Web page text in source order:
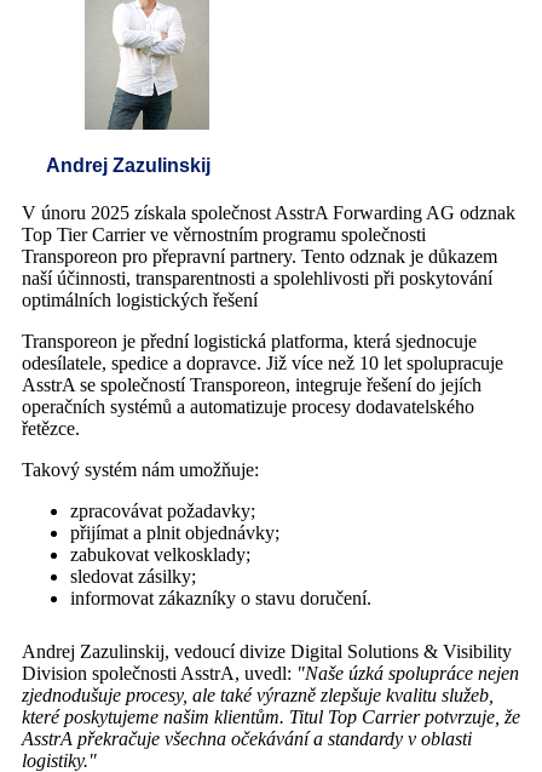
Andrej Zazulinskij
V únoru 2025 získala společnost AsstrA Forwarding AG odznak
Top Tier Carrier ve věrnostním programu společnosti
Transporeon pro přepravní partnery. Tento odznak je důkazem
naší účinnosti, transparentnosti a spolehlivosti při poskytování
optimálních logistických řešení
Transporeon je přední logistická platforma, která sjednocuje
odesílatele, spedice a dopravce. Již více než 10 let spolupracuje
AsstrA se společností Transporeon, integruje řešení do jejích
operačních systémů a automatizuje procesy dodavatelského
řetězce.
Takový systém nám umožňuje:
zpracovávat požadavky;
přijímat a plnit objednávky;
zabukovat velkosklady;
sledovat zásilky;
informovat zákazníky o stavu doručení.
Andrej Zazulinskij, vedoucí divize Digital Solutions & Visibility
Division společnosti AsstrA, uvedl: "Naše úzká spolupráce nejen
zjednodušuje procesy, ale také výrazně zlepšuje kvalitu služeb,
které poskytujeme našim klientům. Titul Top Carrier potvrzuje, že
AsstrA překračuje všechna očekávání a standardy v oblasti
logistiky."